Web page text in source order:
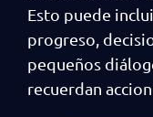
Esto puede
progreso,
pequeños
recuerdan